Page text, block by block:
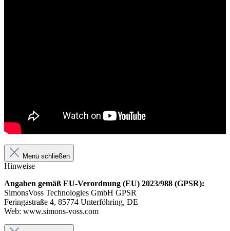
Menü schließen
Hinweise
Angaben gemäß EU-Verordnung (EU) 2023/988 (GPSR):
SimonsVoss Technologies GmbH GPSR
Feringastraße 4, 85774 Unterföhring, DE
Web: www.simons-voss.com